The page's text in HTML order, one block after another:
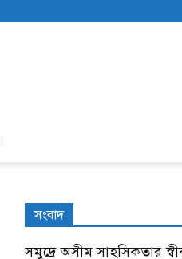
সংবাদ
সমুদ্রে অসীম সাহসিকতার